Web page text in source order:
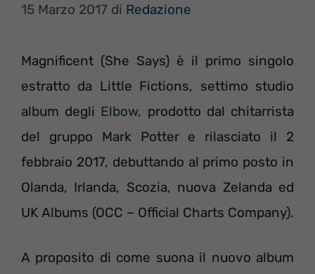
15 Marzo 2017 di Redazione
Magnificent (She Says) è il primo singolo
estratto da Little Fictions, settimo studio
album degli Elbow, prodotto dal chitarrista
del gruppo Mark Potter e rilasciato il 2
febbraio 2017, debuttando al primo posto in
Olanda, Irlanda, Scozia, nuova Zelanda ed
UK Albums (OCC – Official Charts Company).
A proposito di come suona il nuovo album